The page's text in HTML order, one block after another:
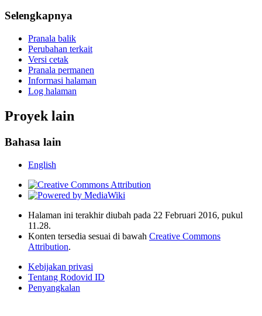
Selengkapnya
Pranala balik
Perubahan terkait
Versi cetak
Pranala permanen
Informasi halaman
Log halaman
Proyek lain
Bahasa lain
English
Halaman ini terakhir diubah pada 22 Februari 2016, pukul
11.28.
Konten tersedia sesuai di bawah Creative Commons
Attribution.
Kebijakan privasi
Tentang Rodovid ID
Penyangkalan